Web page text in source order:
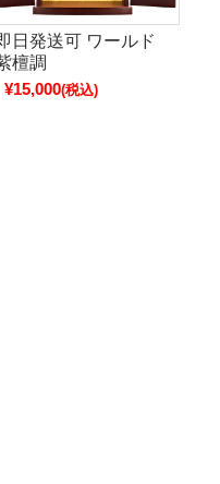
日発送可 ワールド
檀調
¥15,000(税込)